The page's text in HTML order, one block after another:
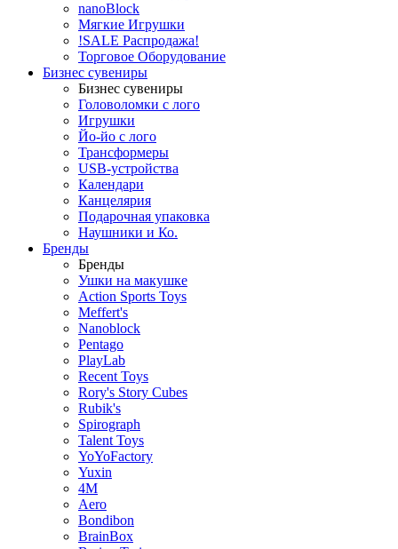
nanoBlock
Мягкие Игрушки
!SALE Распродажа!
Торговое Оборудование
Бизнес сувениры
Бизнес сувениры
Головоломки с лого
Игрушки
Йо-йо с лого
Трансформеры
USB-устройства
Календари
Канцелярия
Подарочная упаковка
Наушники и Ко.
Бренды
Бренды
Ушки на макушке
Action Sports Toys
Meffert's
Nanoblock
Pentago
PlayLab
Recent Toys
Rory's Story Cubes
Rubik's
Spirograph
Talent Toys
YoYoFactory
Yuxin
4M
Aero
Bondibon
BrainBox